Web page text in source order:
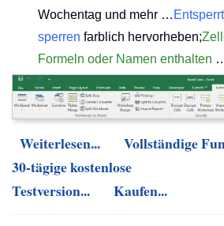
Wochentag und mehr …
sperren farblich hervorheben;
Formeln oder Namen enthalten
Weiterlesen...
Vollständige
30-tägige kostenlose
Testversion...
Kaufen...